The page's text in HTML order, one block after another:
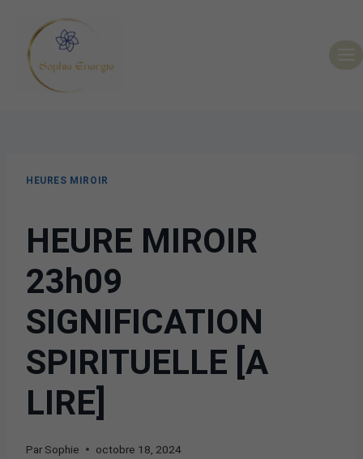
HEURES MIROIR
HEURE MIROIR
23h09
SIGNIFICATION
SPIRITUELLE [A
LIRE]
Par Sophie octobre 18, 2024